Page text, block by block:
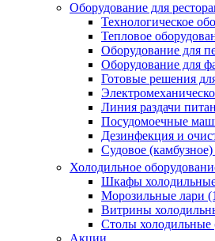
Оборудование для
Технологическое
Тепловое
Оборудование для
Оборудование для
Готовые решения
Линия раздачи
Посудомоечные
Дезинфекция и
Судовое
Холодильное
Шкафы
Морозильные лари
Витрины
Столы холодильные
Акции